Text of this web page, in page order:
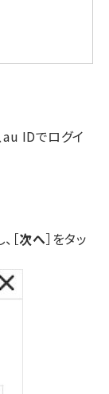
au IDでログイ
［次へ］をタッ